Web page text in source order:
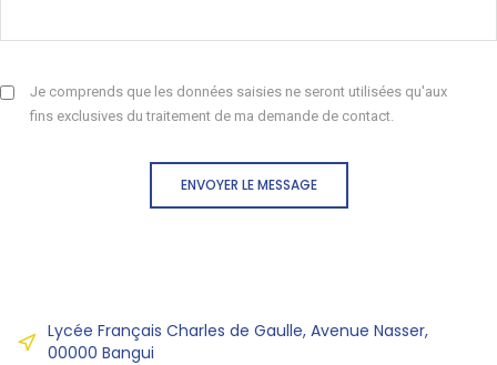
Je comprends que les données saisies ne seront utilisées qu'aux
fins exclusives du traitement de ma demande de contact.
ENVOYER LE MESSAGE
Lycée Français Charles de Gaulle, Avenue Nasser,
00000 Bangui